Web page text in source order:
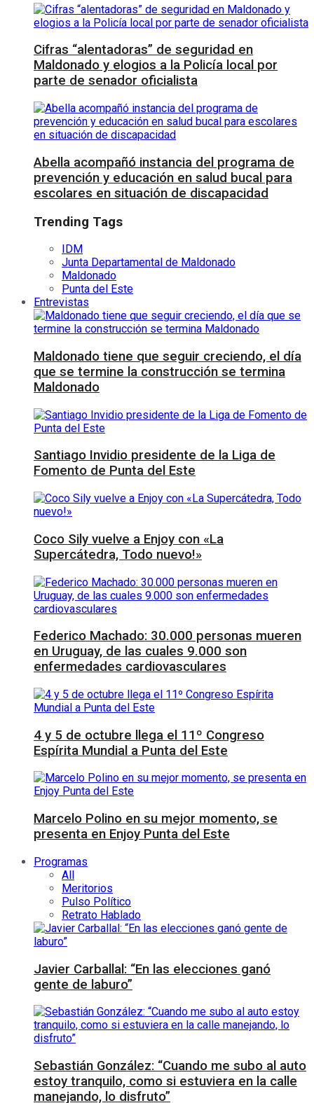
Cifras “alentadoras” de seguridad en
Maldonado y elogios a la Policía local por
parte de senador oficialista
Abella acompañó instancia del programa de
prevención y educación en salud bucal para
escolares en situación de discapacidad
Trending Tags
IDM
Junta Departamental de Maldonado
Maldonado
Punta del Este
Entrevistas
Maldonado tiene que seguir creciendo, el día
que se termine la construcción se termina
Maldonado
Santiago Invidio presidente de la Liga de
Fomento de Punta del Este
Coco Sily vuelve a Enjoy con «La
Supercátedra, Todo nuevo!»
Federico Machado: 30.000 personas mueren
en Uruguay, de las cuales 9.000 son
enfermedades cardiovasculares
4 y 5 de octubre llega el 11º Congreso
Espírita Mundial a Punta del Este
Marcelo Polino en su mejor momento, se
presenta en Enjoy Punta del Este
Programas
All
Meritorios
Pulso Político
Retrato Hablado
Javier Carballal: “En las elecciones ganó
gente de laburo”
Sebastián González: “Cuando me subo al auto
estoy tranquilo, como si estuviera en la calle
manejando, lo disfruto”